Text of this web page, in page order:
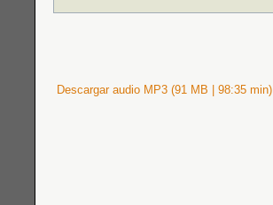
Descargar audio MP3 (91 MB | 98:35 min)